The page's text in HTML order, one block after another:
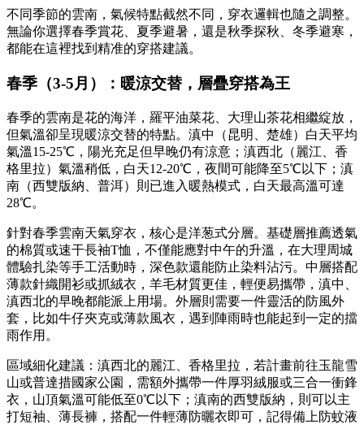
不同季節的雲南，氣候特點截然不同，穿衣邏輯也隨之調整。
無論你選擇春季賞花、夏季避暑，還是秋季探秋、冬季避寒，
都能在這裡找到精准的穿搭建議。
春季（3-5月）：暖涼交替，層疊穿搭為王
春季的雲南是花的海洋，羅平油菜花、大理山茶花相繼綻放，
但氣溫卻呈現暖涼交替的特點。滇中（昆明、楚雄）白天平均
氣溫15-25℃，陽光充足但早晚仍有涼意；滇西北（麗江、香
格里拉）氣溫稍低，白天12-20℃，夜間可能降至5℃以下；滇
南（西雙版納、普洱）則已進入暖熱模式，白天最高溫可達
28℃。
針對春季雲南天氣穿衣，核心是洋葱式分層。基礎層推薦透氣
的棉質或速干長袖T恤，不僅能應對中午的升溫，在大理周城
體驗扎染等手工活動時，深色款還能防止染料沾污。中層搭配
薄款針織開衫或抓絨衣，羊毛材質更佳，輕便易攜帶，滇中、
滇西北的早晚都能派上用場。外層則需要一件靈活的防風外
套，比如牛仔夾克或薄款風衣，遇到陣雨時也能起到一定的擋
雨作用。
區域細化建議：滇西北的麗江、香格里拉，若計畫前往玉龍雪
山或普達措國家公園，需額外攜帶一件厚羽絨服或三合一衝鋒
衣，山頂氣溫可能低至0℃以下；滇南的西雙版納，則可以主
打短袖、薄長褲，搭配一件輕薄防曬衣即可，記得備上防蚊液